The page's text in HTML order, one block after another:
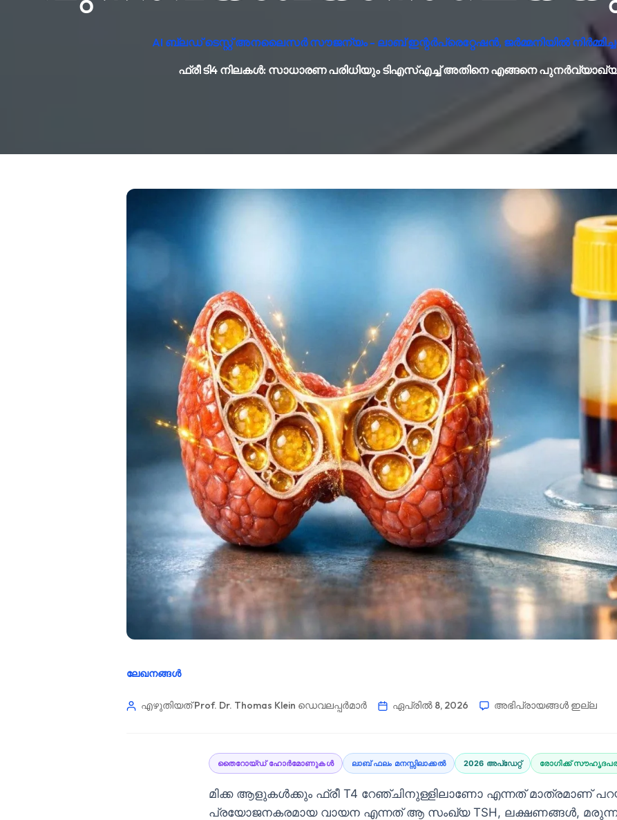
AI ബ്ലഡ് ടെസ്റ്റ് അനലൈസർ സൗജന്യം - ലാബ് ഇന്റർപ്രെറ്റേഷൻ, ജർമ്മനിയിൽ
ഫ്രീ ടി4 നിലകൾ: സാധാരണ പരിധിയും ടി‌എസ്‌എച്ച് അതിനെ എങ്ങനെ
ലേഖനങ്ങൾ
എഴുതിയത് Prof. Dr. Thomas Klein ഡെവലപ്പർമാർ ഏപ്രിൽ 8, 2026 അഭിപ്രായങ്ങൾ ഇല്ല
തൈറോയ്ഡ് ഹോർമോണുകൾ ലാബ് ഫലം മനസ്സിലാക്കൽ 2026 അപ്‌ഡേറ്റ് രോഗിക്ക്
മിക്ക ആളുകൾക്കും ഫ്രീ T4 റേഞ്ചിനുള്ളിലാണോ എന്നത് മാത്രമാണ്
പ്രയോജനകരമായ വായന എന്നത് ആ സംഖ്യ TSH, ലക്ഷണങ്ങൾ,